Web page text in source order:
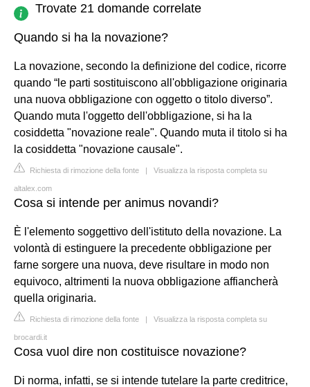
Trovate 21 domande correlate
Quando si ha la novazione?
La novazione, secondo la definizione del codice, ricorre
quando “le parti sostituiscono all'obbligazione originaria
una nuova obbligazione con oggetto o titolo diverso”.
Quando muta l'oggetto dell'obbligazione, si ha la
cosiddetta "novazione reale". Quando muta il titolo si ha
la cosiddetta "novazione causale".
Richiesta di rimozione della fonte | Visualizza la risposta completa su
altalex.com
Cosa si intende per animus novandi?
È l'elemento soggettivo dell'istituto della novazione. La
volontà di estinguere la precedente obbligazione per
farne sorgere una nuova, deve risultare in modo non
equivoco, altrimenti la nuova obbligazione affiancherà
quella originaria.
Richiesta di rimozione della fonte | Visualizza la risposta completa su
brocardi.it
Cosa vuol dire non costituisce novazione?
Di norma, infatti, se si intende tutelare la parte creditrice,